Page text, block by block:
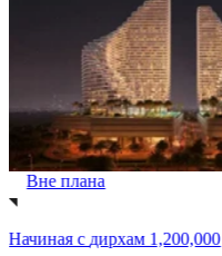
Вне плана
Начиная с дирхам 1,200,000